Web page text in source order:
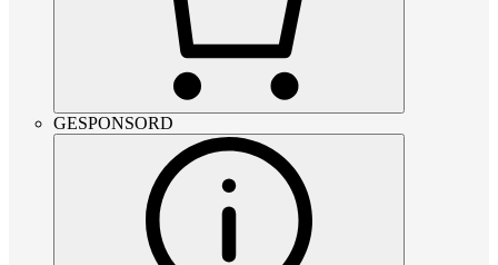
GESPONSORD